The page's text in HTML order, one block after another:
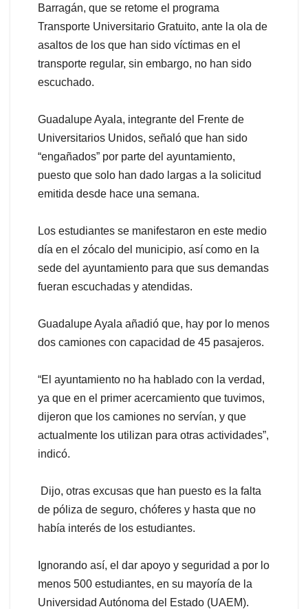
Barragán, que se retome el programa
Transporte Universitario Gratuito, ante la ola de
asaltos de los que han sido víctimas en el
transporte regular, sin embargo, no han sido
escuchado.
Guadalupe Ayala, integrante del Frente de
Universitarios Unidos, señaló que han sido
“engañados” por parte del ayuntamiento,
puesto que solo han dado largas a la solicitud
emitida desde hace una semana.
Los estudiantes se manifestaron en este medio
día en el zócalo del municipio, así como en la
sede del ayuntamiento para que sus demandas
fueran escuchadas y atendidas.
Guadalupe Ayala añadió que, hay por lo menos
dos camiones con capacidad de 45 pasajeros.
“El ayuntamiento no ha hablado con la verdad,
ya que en el primer acercamiento que tuvimos,
dijeron que los camiones no servían, y que
actualmente los utilizan para otras actividades”,
indicó.
Dijo, otras excusas que han puesto es la falta
de póliza de seguro, chóferes y hasta que no
había interés de los estudiantes.
Ignorando así, el dar apoyo y seguridad a por lo
menos 500 estudiantes, en su mayoría de la
Universidad Autónoma del Estado (UAEM).